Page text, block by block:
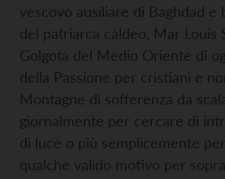
vescovo ausiliare di Baghdad e
del patriarca caldeo, Mar Louis
Golgota del Medio Oriente di
della Passione per cristiani e
Montagne di sofferenza da
giornalmente per cercare di
di luce o più semplicemente
qualche valido motivo per